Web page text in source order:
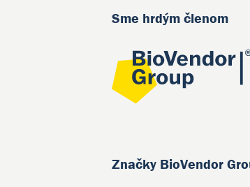
Sme hrdým členom
Značky BioVendor